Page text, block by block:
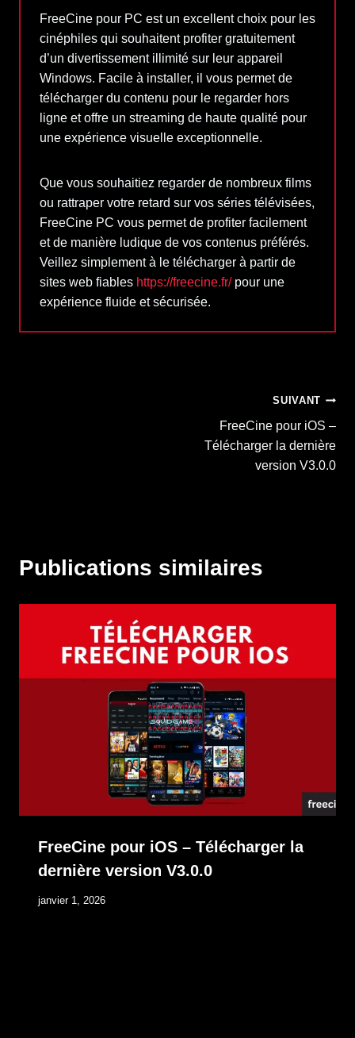
FreeCine pour PC est un excellent choix pour les
cinéphiles qui souhaitent profiter gratuitement
d’un divertissement illimité sur leur appareil
Windows. Facile à installer, il vous permet de
télécharger du contenu pour le regarder hors
ligne et offre un streaming de haute qualité pour
une expérience visuelle exceptionnelle.
Que vous souhaitiez regarder de nombreux films
ou rattraper votre retard sur vos séries télévisées,
FreeCine PC vous permet de profiter facilement
et de manière ludique de vos contenus préférés.
Veillez simplement à le télécharger à partir de
sites web fiables https://freecine.fr/pour une
expérience fluide et sécurisée.
SUIVANT
FreeCine pour iOS –
Télécharger la dernière
version V3.0.0
Publications similaires
FreeCine pour iOS – Télécharger la
dernière version V3.0.0
janvier 1, 2026